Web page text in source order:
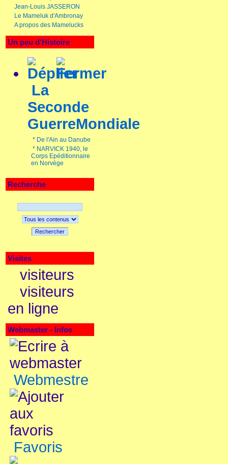
Jean-Louis JASSERON
Le Mameluk d'Ambronay
A propos des Mamelucks
Un peu d'Histoire
La
Seconde
GuerreMondiale
* De l'Ain au Danube
* NARVICK 1940, le
Corps Epéditionnaire
en Norvège
Recherche
Rechercher
Visites
visiteurs
visiteurs
en ligne
Webmaster - Infos
Webmestre
Favoris